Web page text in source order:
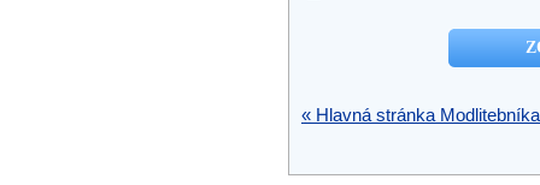
« Hlavná stránka Modlitebníka